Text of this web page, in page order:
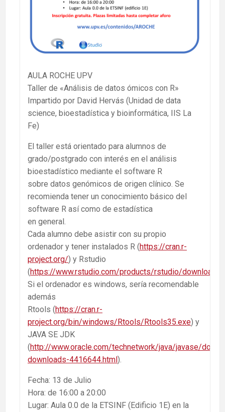
AULA ROCHE UPV
Taller de «Análisis de datos ómicos con R»
Impartido por David Hervás (Unidad de data
science, bioestadística y bioinformática, IIS La
Fe)
El taller está orientado para alumnos de
grado/postgrado con interés en el análisis
bioestadístico mediante el software R
sobre datos genómicos de origen clínico. Se
recomienda tener un conocimiento básico del
software R así como de estadística
en general.
Cada alumno debe asistir con su propio
ordenador y tener instalados R (https://cran.r-
project.org/) y Rstudio
(https://www.rstudio.com/products/rstudio/download/
Si el ordenador es windows, sería recomendable
además
Rtools (https://cran.r-
project.org/bin/windows/Rtools/Rtools35.exe) y
JAVA SE JDK
(http://www.oracle.com/technetwork/java/javase/
downloads-4416644.html).
Fecha: 13 de Julio
Hora: de 16:00 a 20:00
Lugar: Aula 0.0 de la ETSINF (Edificio 1E) en la